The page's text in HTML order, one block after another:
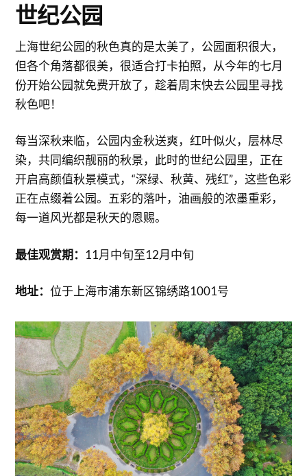
世纪公园
上海世纪公园的秋色真的是太美了，公园面积很大，
但各个角落都很美，很适合打卡拍照，从今年的七月
份开始公园就免费开放了，趁着周末快去公园里寻找
秋色吧！
每当深秋来临，公园内金秋送爽，红叶似火，层林尽
染，共同编织靓丽的秋景，此时的世纪公园里，正在
开启高颜值秋景模式，“深绿、秋黄、残红”，这些色彩
正在点缀着公园。五彩的落叶，油画般的浓墨重彩，
每一道风光都是秋天的恩赐。
最佳观赏期： 11月中旬至12月中旬
地址：位于上海市浦东新区锦绣路1001号